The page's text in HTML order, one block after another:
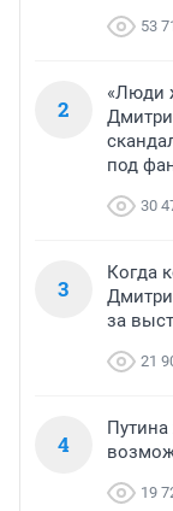
53
2
«Люди
под
30
3
Когда
за
21
4
Путина
19